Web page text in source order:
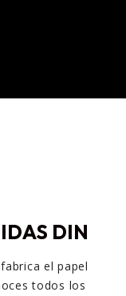
DIN
el papel
todos los